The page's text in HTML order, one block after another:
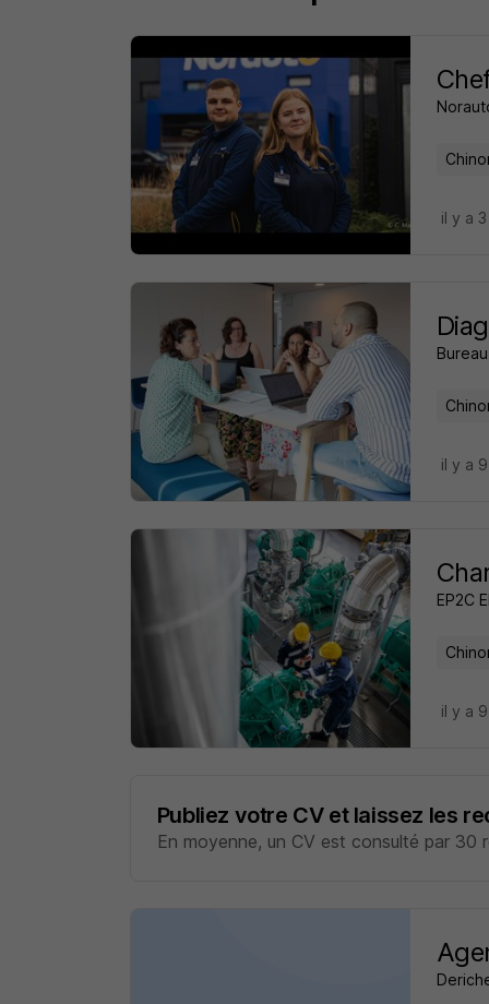
il y a
il y a
EP2C
il y a
Publiez votre CV et laissez les
En moyenne, un CV est consulté par 30